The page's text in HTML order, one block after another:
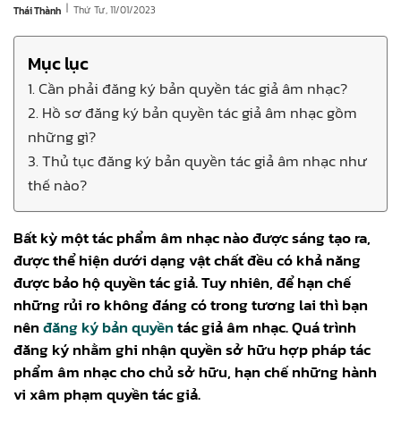
Thái Thành | Thứ Tư, 11/01/2023
Mục lục
1. Cần phải đăng ký bản quyền tác giả âm nhạc?
2. Hồ sơ đăng ký bản quyền tác giả âm nhạc gồm
những gì?
3. Thủ tục đăng ký bản quyền tác giả âm nhạc như
thế nào?
Bất kỳ một tác phẩm âm nhạc nào được sáng tạo ra,
được thể hiện dưới dạng vật chất đều có khả năng
được bảo hộ quyền tác giả. Tuy nhiên, để hạn chế
những rủi ro không đáng có trong tương lai thì bạn
nênđăng ký bản quyềntác giả âm nhạc. Quá trình
đăng ký nhằm ghi nhận quyền sở hữu hợp pháp tác
phẩm âm nhạc cho chủ sở hữu, hạn chế những hành
vi xâm phạm quyền tác giả.